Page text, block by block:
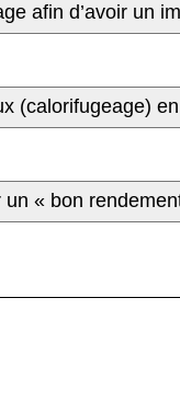
afin d’avoir un
(calorifugeage)
« bon